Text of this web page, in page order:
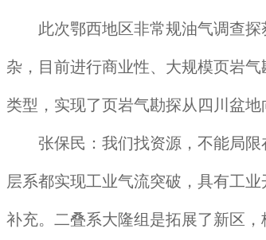
此次鄂西地区非常规油气调查探
杂，目前进行商业性、大规模页岩
类型，实现了页岩气勘探从四川盆地
张保民：我们找资源，不能局限
层系都实现工业气流突破，具有工
补充。二叠系大隆组是拓展了新区